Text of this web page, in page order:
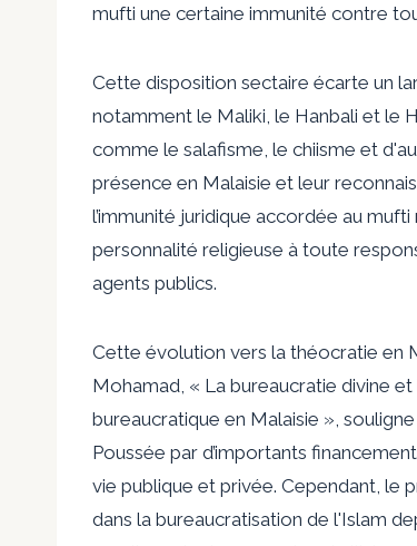
mufti une certaine immunité contre
Cette disposition sectaire écarte un
notamment le Maliki, le Hanbali et le
comme le salafisme, le chiisme et
présence en Malaisie et leur
l’immunité juridique accordée au
personnalité religieuse à toute
agents publics.
Cette évolution vers la théocratie en
Mohamad, « La bureaucratie divine
bureaucratique en Malaisie »,
Poussée par d’importants
vie publique et privée. Cependant, le
dans la bureaucratisation de l'Islam